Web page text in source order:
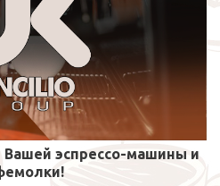
Вашей эспрессо-машины и